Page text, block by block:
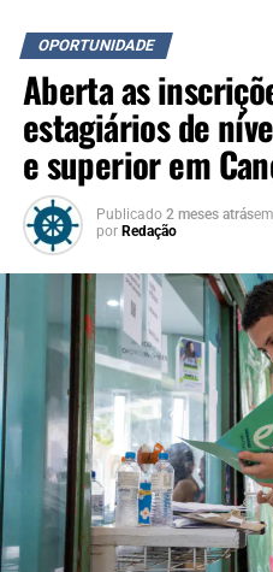
OPORTUNIDADE
Aberta as
estagiários de
e superior em
Publicado 2 meses atrásem
por Redação